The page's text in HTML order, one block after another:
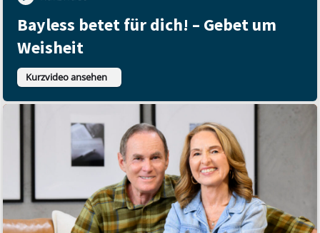
Bayless betet für dich! – Gebet um
Weisheit
Kurzvideo ansehen